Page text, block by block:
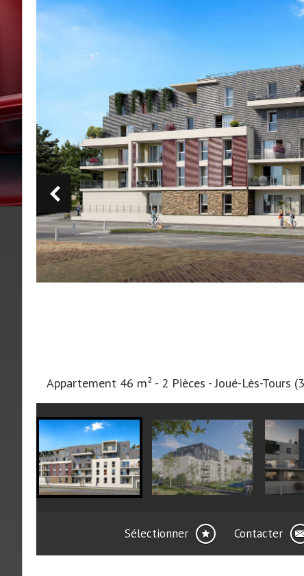
Appartement 46 m² - 2 Pièces - Joué-Lès-Tours
Sélectionner Contacter